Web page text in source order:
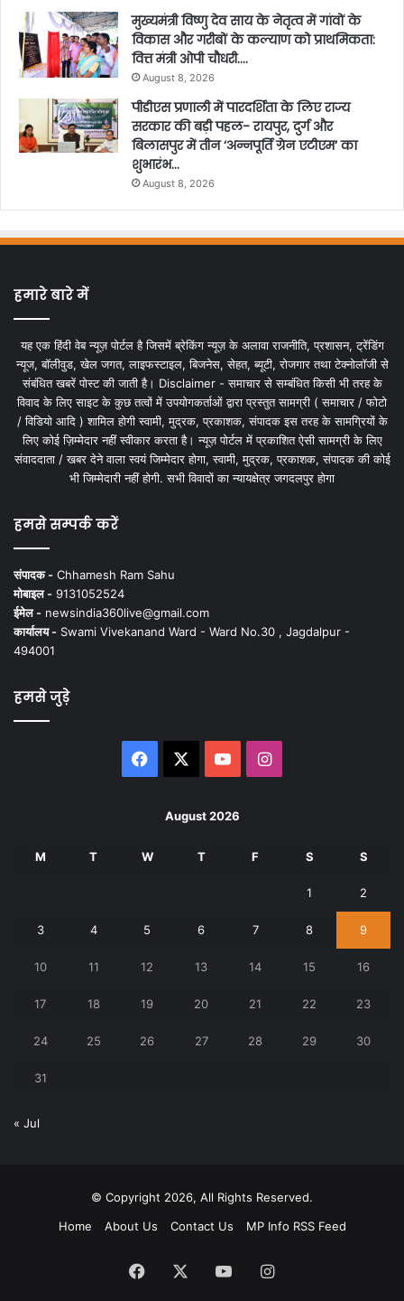
मुख्यमंत्री विष्णु देव साय के नेतृत्व में गांवों के
विकास और गरीबों के कल्याण को प्राथमिकता:
वित्त मंत्री ओपी चौधरी….
August 8, 2026
पीडीएस प्रणाली में पारदर्शिता के लिए राज्य
सरकार की बड़ी पहल- रायपुर, दुर्ग और
बिलासपुर में तीन ‘अन्नपूर्ति ग्रेन एटीएम‘ का
शुभारंभ…
August 8, 2026
हमारे बारे में
यह एक हिंदी वेब न्यूज़ पोर्टल है जिसमें ब्रेकिंग न्यूज़ के अलावा राजनीति, प्रशासन, ट्रेंडिंग
न्यूज, बॉलीवुड, खेल जगत, लाइफस्टाइल, बिजनेस, सेहत, ब्यूटी, रोजगार तथा टेक्नोलॉजी से
संबंधित खबरें पोस्ट की जाती है। Disclaimer - समाचार से सम्बंधित किसी भी तरह के
विवाद के लिए साइट के कुछ तत्वों में उपयोगकर्ताओं द्वारा प्रस्तुत सामग्री ( समाचार / फोटो
/ विडियो आदि ) शामिल होगी स्वामी, मुद्रक, प्रकाशक, संपादक इस तरह के सामग्रियों के
लिए कोई ज़िम्मेदार नहीं स्वीकार करता है। न्यूज़ पोर्टल में प्रकाशित ऐसी सामग्री के लिए
संवाददाता / खबर देने वाला स्वयं जिम्मेदार होगा, स्वामी, मुद्रक, प्रकाशक, संपादक की कोई
भी जिम्मेदारी नहीं होगी. सभी विवादों का न्यायक्षेत्र जगदलपुर होगा
हमसे सम्पर्क करें
संपादक - Chhamesh Ram Sahu
मोबाइल - 9131052524
ईमेल - newsindia360live@gmail.com
कार्यालय - Swami Vivekanand Ward - Ward No.30 , Jagdalpur -
494001
हमसे जुड़े
Facebook YouTubeInstagram
August 2026
M T W T F S S
1 2
3 4 5 6 7 8 9
10 11 12 13 14 15 16
17 18 19 20 21 22 23
24 25 26 27 28 29 30
31
« Jul
© Copyright 2026, All Rights Reserved.
Home
About Us Contact Us MP Info RSS Feed
Facebook YouTubeInstagram